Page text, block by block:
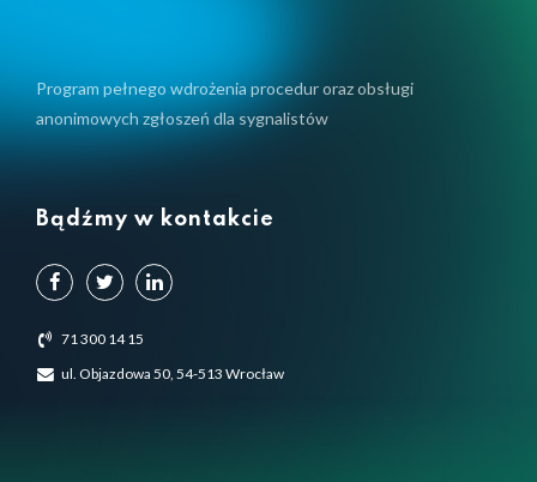
Program pełnego wdrożenia procedur oraz obsługi
anonimowych zgłoszeń dla sygnalistów
Bądźmy w kontakcie
71 300 14 15
ul. Objazdowa 50, 54-513 Wrocław